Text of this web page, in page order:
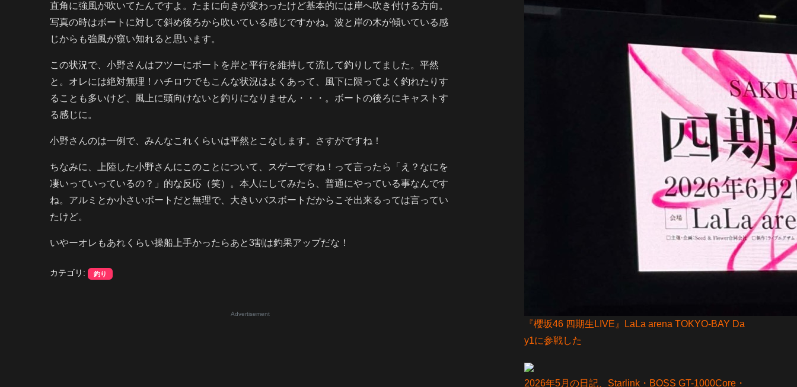
直角に強風が吹いてたんですよ。たまに向きが変わったけど基本的には岸へ吹き付ける方向。
写真の時はボートに対して斜め後ろから吹いている感じですかね。波と岸の木が傾いている感
じからも強風が窺い知れると思います。
この状況で、小野さんはフツーにボートを岸と平行を維持して流して釣りしてました。平然
と。オレには絶対無理！ハチロウでもこんな状況はよくあって、風下に限ってよく釣れたりす
ることも多いけど、風上に頭向けないと釣りになりません・・・。ボートの後ろにキャストす
る感じに。
小野さんのは一例で、みんなこれくらいは平然とこなします。さすがですね！
ちなみに、上陸した小野さんにこのことについて、スゲーですね！って言ったら「え？なにを
凄いっていっているの？」的な反応（笑）。本人にしてみたら、普通にやっている事なんです
ね。アルミとか小さいボートだと無理で、大きいバスボートだからこそ出来るっては言ってい
たけど。
いやーオレもあれくらい操船上手かったらあと3割は釣果アップだな！
カテゴリ: 釣り
Advertisement
『櫻坂46 四期生LIVE』LaLa arena TOKYO-BAY Da
y1に参戦した
2026年5月の日記、Starlink・BOSS GT-1000Core・